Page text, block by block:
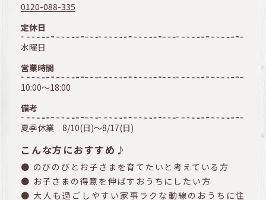
0120-088-335
定休日
水曜日
営業時間
10:00～18:00
備考
夏季休業 8/10(日)～8/17(日)
こんな方におすすめ♪
● のびのびとお子さまを育てたいと考えている方
● お子さまの得意を伸ばすおうちにしたい方
● 大人も過ごしやすい家事ラクな動線のおうちに住